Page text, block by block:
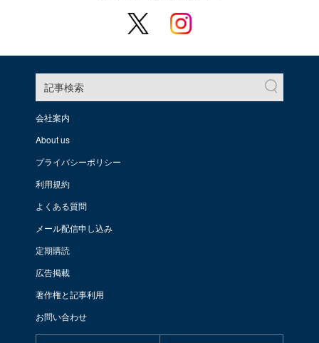
記事検索
会社案内
About us
プライバシーポリシー
利用規約
よくある質問
メール配信申し込み
定期購読
広告掲載
著作権と記事利用
お問い合わせ